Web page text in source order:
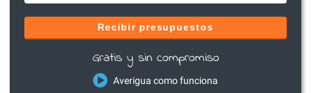
Recibir presupuestos
Gratis y sin compromiso
Averigua como funciona